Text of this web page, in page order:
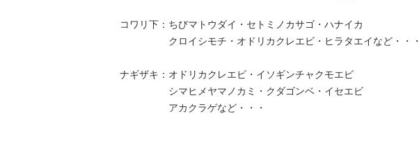
コワリ下：ちびマトウダイ・セトミノカサゴ・ハナイカ
クロイシモチ・オドリカクレエビ・ヒラタエイなど・・・
ナギザキ：オドリカクレエビ・イソギンチャクモエビ
シマヒメヤマノカミ・クダゴンベ・イセエビ
アカクラゲなど・・・